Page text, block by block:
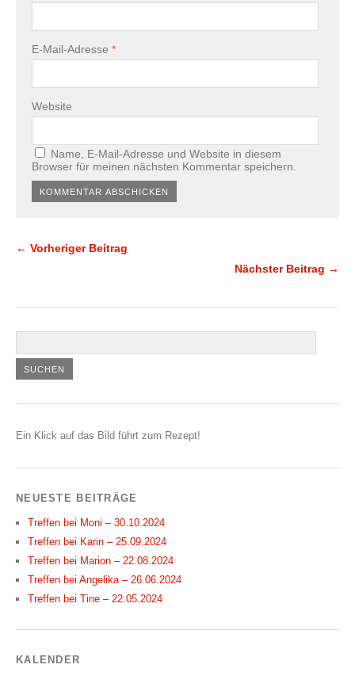
E-Mail-Adresse *
Website
Name, E-Mail-Adresse und Website in diesem
Browser für meinen nächsten Kommentar speichern.
← Vorheriger Beitrag
Nächster Beitrag →
Ein Klick auf das Bild führt zum Rezept!
NEUESTE BEITRÄGE
Treffen bei Moni – 30.10.2024
Treffen bei Karin – 25.09.2024
Treffen bei Marion – 22.08.2024
Treffen bei Angelika – 26.06.2024
Treffen bei Tine – 22.05.2024
KALENDER